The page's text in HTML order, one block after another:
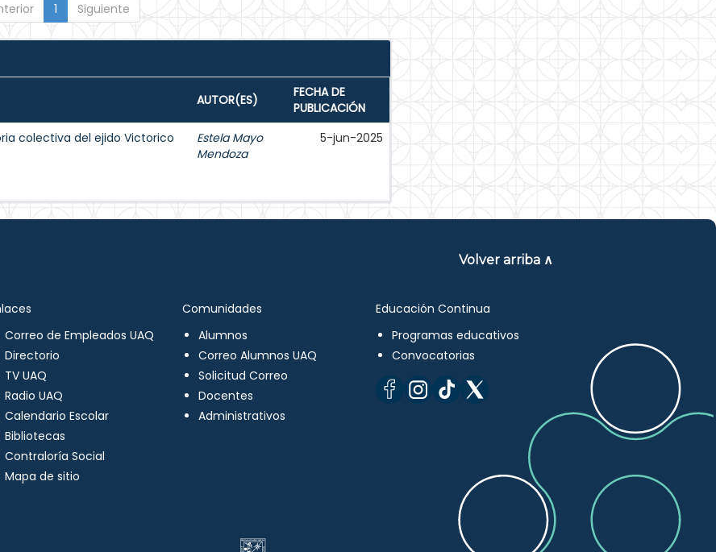
1 Siguiente
AUTOR(ES)
FECHA DE
PUBLICACIÓN
colectiva del ejido Victorico
Estela Mayo
Mendoza
5-jun-2025
Volver arriba ∧
Correo de Empleados UAQ
Directorio
TV UAQ
Radio UAQ
Calendario Escolar
Bibliotecas
Contraloría Social
Mapa de sitio
Comunidades
Alumnos
Correo Alumnos UAQ
Solicitud Correo
Docentes
Administrativos
Educación Continua
Programas educativos
Convocatorias